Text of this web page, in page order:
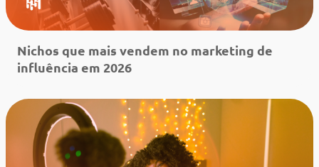
Leia mais
Nichos que mais vendem no marketing de
influência em 2026